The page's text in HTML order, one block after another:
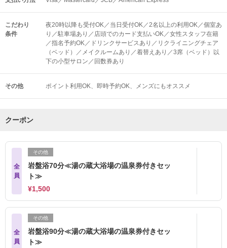
こだわり
条件
夜20時以降も受付OK／当日受付OK／2名以上の利用OK／個室あ
り／駐車場あり／店頭でのカード支払いOK／女性スタッフ在籍
／指名予約OK／ドリンクサービスあり／リクライニングチェア
（ベッド）／メイクルームあり／着替えあり／3席（ベッド）以
下の小型サロン／回数券あり
その他 ポイント利用OK 即時予約OK メンズにもオススメ
クーポン
全
員
その他
岩盤浴70分≪湯の蔵大浴場の温泉券付きセッ
ト≫
¥1,500
全
員
その他
岩盤浴90分≪湯の蔵大浴場の温泉券付きセッ
ト≫